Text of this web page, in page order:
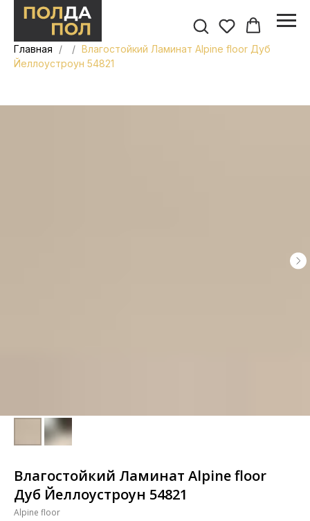
Главная
Влагостойкий Ламинат Alpine floor Дуб
Йеллоустроун 54821
Влагостойкий Ламинат Alpine floor
Дуб Йеллоустроун 54821
Alpine floor